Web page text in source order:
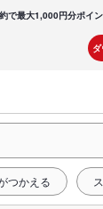
で最大1,000円分ポイ
つかえる